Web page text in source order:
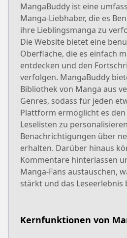
MangaBuddy ist eine
Manga-Liebhaber, die es
ihre Lieblingsmanga zu
Die Website bietet eine
Oberfläche, die es einfach
entdecken und den
verfolgen. MangaBuddy
Bibliothek von Manga aus
Genres, sodass für jeden
Plattform ermöglicht es
Leselisten zu
Benachrichtigungen über
erhalten. Darüber hinaus
Kommentare hinterlassen
Manga-Fans austauschen,
stärkt und das Leseerlebnis
Kernfunktionen von